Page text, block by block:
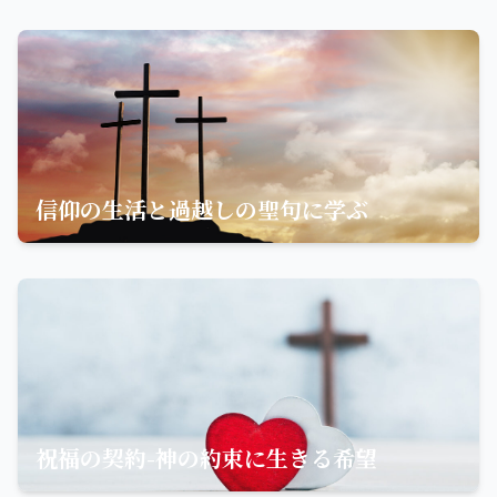
信仰の生活と過越しの聖句に学ぶ
祝福の契約-神の約束に生きる希望